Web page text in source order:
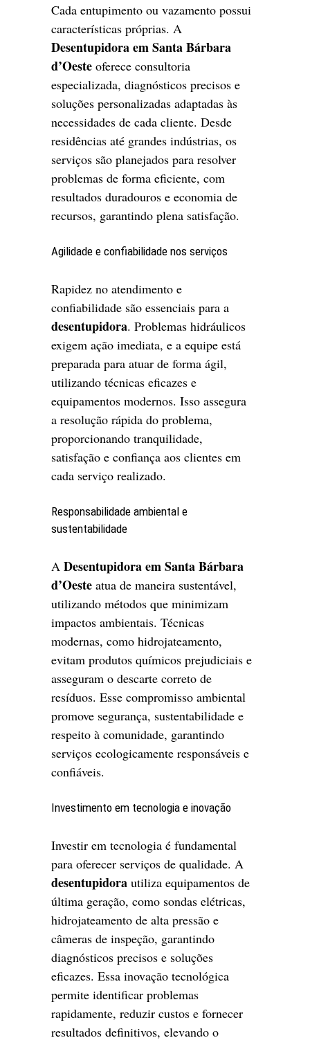
Cada entupimento ou vazamento possui
características próprias. A
Desentupidora em Santa Bárbara
d’Oeste oferece consultoria
especializada, diagnósticos precisos e
soluções personalizadas adaptadas às
necessidades de cada cliente. Desde
residências até grandes indústrias, os
serviços são planejados para resolver
problemas de forma eficiente, com
resultados duradouros e economia de
recursos, garantindo plena satisfação.
Agilidade e confiabilidade nos serviços
Rapidez no atendimento e
confiabilidade são essenciais para a
desentupidora. Problemas hidráulicos
exigem ação imediata, e a equipe está
preparada para atuar de forma ágil,
utilizando técnicas eficazes e
equipamentos modernos. Isso assegura
a resolução rápida do problema,
proporcionando tranquilidade,
satisfação e confiança aos clientes em
cada serviço realizado.
Responsabilidade ambiental e
sustentabilidade
A Desentupidora em Santa Bárbara
d’Oeste atua de maneira sustentável,
utilizando métodos que minimizam
impactos ambientais. Técnicas
modernas, como hidrojateamento,
evitam produtos químicos prejudiciais e
asseguram o descarte correto de
resíduos. Esse compromisso ambiental
promove segurança, sustentabilidade e
respeito à comunidade, garantindo
serviços ecologicamente responsáveis e
confiáveis.
Investimento em tecnologia e inovação
Investir em tecnologia é fundamental
para oferecer serviços de qualidade. A
desentupidora utiliza equipamentos de
última geração, como sondas elétricas,
hidrojateamento de alta pressão e
câmeras de inspeção, garantindo
diagnósticos precisos e soluções
eficazes. Essa inovação tecnológica
permite identificar problemas
rapidamente, reduzir custos e fornecer
resultados definitivos, elevando o